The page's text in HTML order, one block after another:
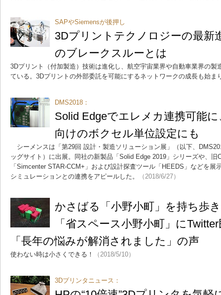
SAPやSiemensが後押し
3Dプリントテクノロジーの最
のブレークスルーとは
3Dプリント（付加製造）技術は進化し、航空宇宙業界や自動車業界の製
ている。3Dプリントの外部委託を可能にするネットワークの成長も始ま
DMS2018：
Solid Edgeでエレメカ連携可能
向けのボクセル単位設定にも
シーメンスは「第29回 設計・製造ソリューション展」（以下、
ッグサイト）に出展。同社の新製品「Solid Edge 2019」シリーズや、旧
「Simcenter STAR-CCM+」および設計探査ツール「HEEDS」などを展
シミュレーションとの連携をアピールした。
（2018/6/27）
かさばる「小野小町」を持ち歩
「省スペース小野小町」に
「長年の悩みが解消されました」の声
使わない時は小さくできる！ （2018/5/10）
3Dプリンタニュース：